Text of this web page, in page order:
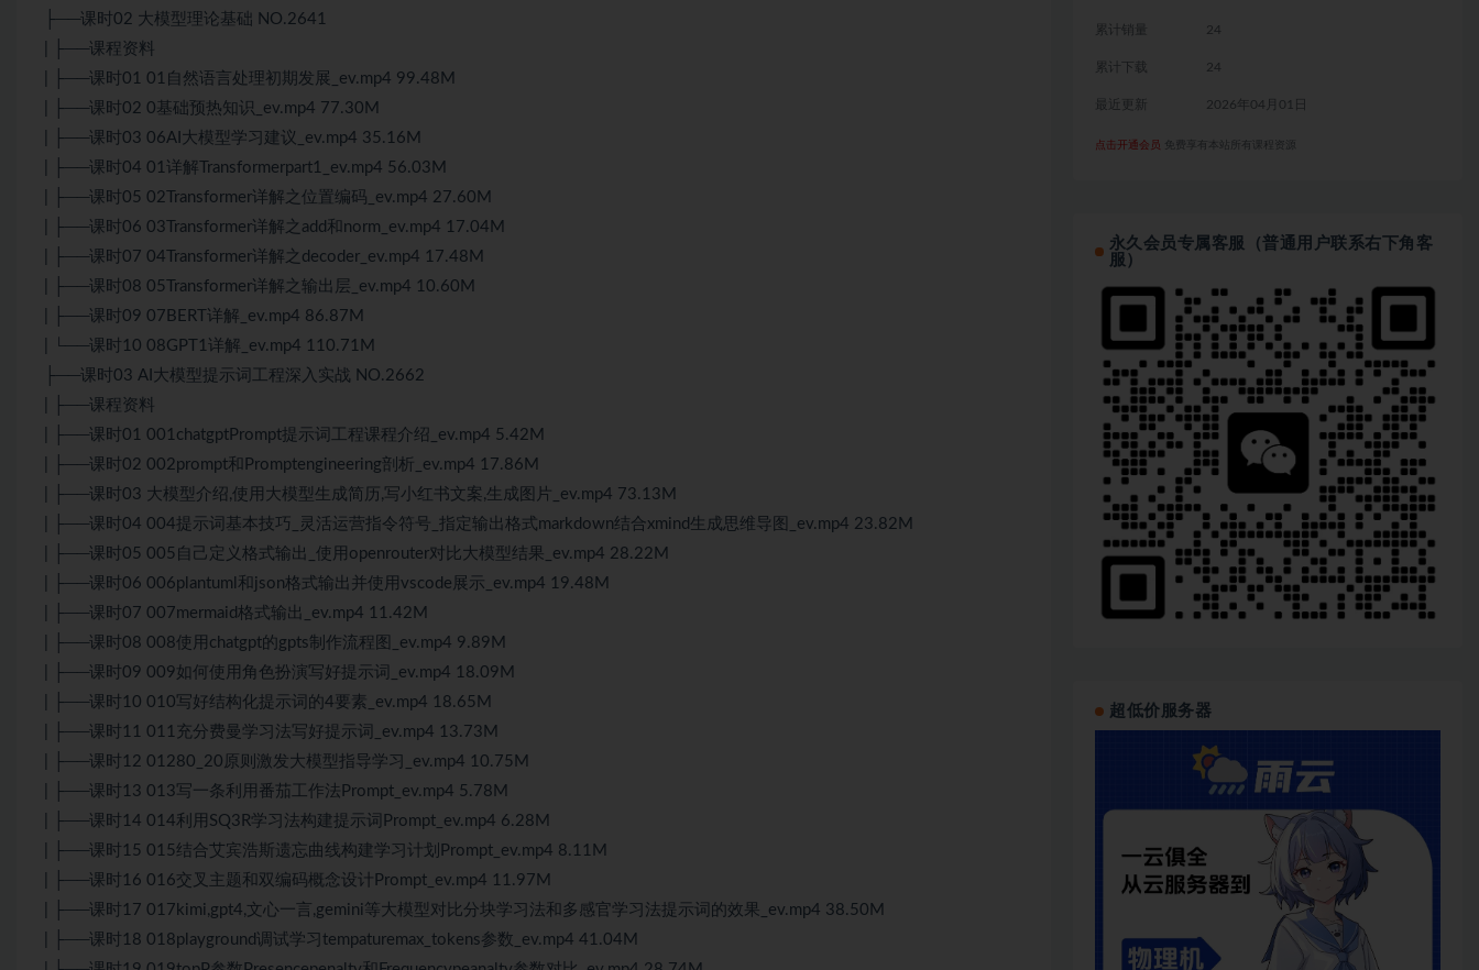
├──课时02 大模型理论基础 NO.2641
| ├──课程资料
| ├──课时01 01自然语言处理初期发展_ev.mp4 99.48M
| ├──课时02 0基础预热知识_ev.mp4 77.30M
| ├──课时03 06AI大模型学习建议_ev.mp4 35.16M
| ├──课时04 01详解Transformerpart1_ev.mp4 56.03M
| ├──课时05 02Transformer详解之位置编码_ev.mp4 27.60M
| ├──课时06 03Transformer详解之add和norm_ev.mp4 17.04M
| ├──课时07 04Transformer详解之decoder_ev.mp4 17.48M
| ├──课时08 05Transformer详解之输出层_ev.mp4 10.60M
| ├──课时09 07BERT详解_ev.mp4 86.87M
| └──课时10 08GPT1详解_ev.mp4 110.71M
├──课时03 AI大模型提示词工程深入实战 NO.2662
| ├──课程资料
| ├──课时01 001chatgptPrompt提示词工程课程介绍_ev.mp4 5.42M
| ├──课时02 002prompt和Promptengineering剖析_ev.mp4 17.86M
| ├──课时03 大模型介绍,使用大模型生成简历,写小红书文案,生成图片_ev.mp4 73.13M
| ├──课时04 004提示词基本技巧_灵活运营指令符号_指定输出格式markdown结合xmind生成思维导图_ev.mp4 23.82M
| ├──课时05 005自己定义格式输出_使用openrouter对比大模型结果_ev.mp4 28.22M
| ├──课时06 006plantuml和json格式输出并使用vscode展示_ev.mp4 19.48M
| ├──课时07 007mermaid格式输出_ev.mp4 11.42M
| ├──课时08 008使用chatgpt的gpts制作流程图_ev.mp4 9.89M
| ├──课时09 009如何使用角色扮演写好提示词_ev.mp4 18.09M
| ├──课时10 010写好结构化提示词的4要素_ev.mp4 18.65M
| ├──课时11 011充分费曼学习法写好提示词_ev.mp4 13.73M
| ├──课时12 01280_20原则激发大模型指导学习_ev.mp4 10.75M
| ├──课时13 013写一条利用番茄工作法Prompt_ev.mp4 5.78M
| ├──课时14 014利用SQ3R学习法构建提示词Prompt_ev.mp4 6.28M
| ├──课时15 015结合艾宾浩斯遗忘曲线构建学习计划Prompt_ev.mp4 8.11M
| ├──课时16 016交叉主题和双编码概念设计Prompt_ev.mp4 11.97M
| ├──课时17 017kimi,gpt4,文心一言,gemini等大模型对比分块学习法和多感官学习法提示词的效果_ev.mp4 38.50M
| ├──课时18 018playground调试学习tempaturemax_tokens参数_ev.mp4 41.04M
累计销量 24
累计下载 24
最近更新 2026年04月01日
点击开通会员 免费享有本站所有课程资源
永久会员专属客服（普通用户联系右下角客
服）
超低价服务器